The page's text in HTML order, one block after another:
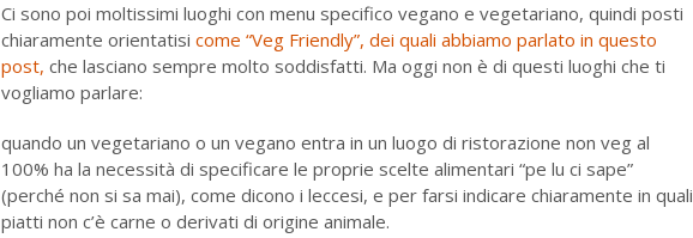
Ci sono poi moltissimi luoghi con menu specifico vegano e vegetariano, quindi posti
chiaramente orientatisi come “Veg Friendly”, dei quali abbiamo parlato in questo
post, che lasciano sempre molto soddisfatti. Ma oggi non è di questi luoghi che ti
vogliamo parlare:
quando un vegetariano o un vegano entra in un luogo di ristorazione non veg al
100% ha la necessità di specificare le proprie scelte alimentari “pe lu ci sape”
(perché non si sa mai), come dicono i leccesi, e per farsi indicare chiaramente in quali
piatti non c’è carne o derivati di origine animale.